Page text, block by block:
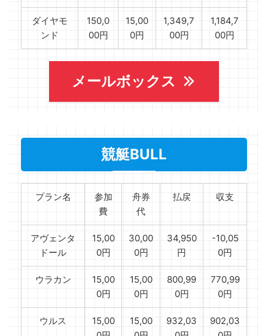
ダイヤモ
ンド
150,0
00円
15,00
0円
1,349,7
00円
1,184,7
00円
メールボックス
競艇BULL
プラン名
参加
費
舟券
代
払戻 収支
アヴェンタ
ドール
15,00
0円
30,00
0円
34,950
円
-10,05
0円
ウラカン
15,00
0円
15,00
0円
800,99
0円
770,99
0円
ウルス
15,00
15,00
932,03
902,03